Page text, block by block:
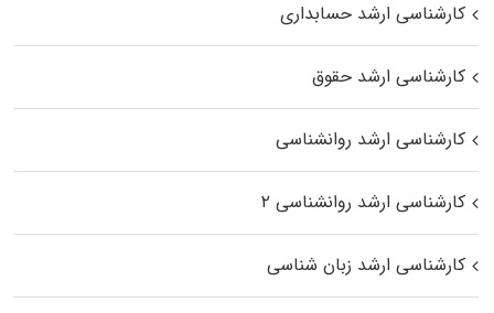
کارشناسی ارشد حسابداری
کارشناسی ارشد حقوق
کارشناسی ارشد روانشناسی
کارشناسی ارشد روانشناسی ۲
کارشناسی ارشد زبان شناسی